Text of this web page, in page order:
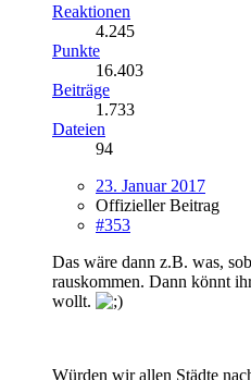
Reaktionen
4.245
Punkte
16.403
Beiträge
1.733
Dateien
94
23. Januar 2017
Offizieller Beitrag
#353
Das wäre dann z.B. was,
rauskommen. Dann könnt
wollt.
Würden wir allen Städte